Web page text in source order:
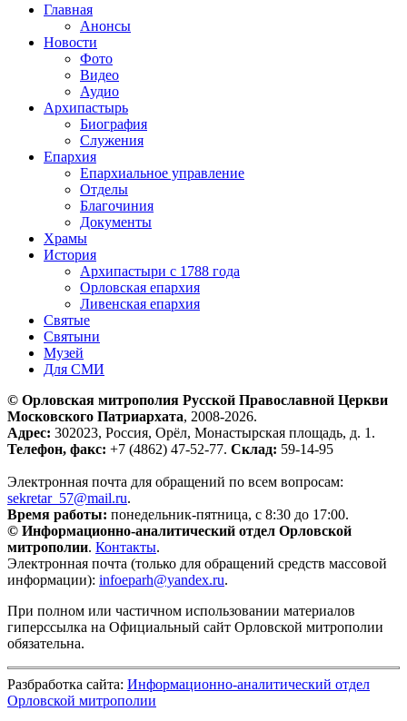
Главная
Анонсы
Новости
Фото
Видео
Аудио
Архипастырь
Биография
Служения
Епархия
Епархиальное управление
Отделы
Благочиния
Документы
Храмы
История
Архипастыри с 1788 года
Орловская епархия
Ливенская епархия
Святые
Святыни
Музей
Для СМИ
© Орловская митрополия Русской Православной Церкви
Московского Патриархата, 2008-2026.
Адрес: 302023, Россия, Орёл, Монастырская площадь, д. 1.
Телефон, факс: +7 (4862) 47-52-77. Склад: 59-14-95
Электронная почта для обращений по всем вопросам:
sekretar_57@mail.ru.
Время работы: понедельник-пятница, с 8:30 до 17:00.
© Информационно-аналитический отдел Орловской
митрополии. Контакты.
Электронная почта (только для обращений средств массовой
информации): infoeparh@yandex.ru.
При полном или частичном использовании материалов
гиперссылка на Официальный сайт Орловской митрополии
обязательна.
Разбработка сайта: Информационно-аналитический отдел
Орловской митрополии